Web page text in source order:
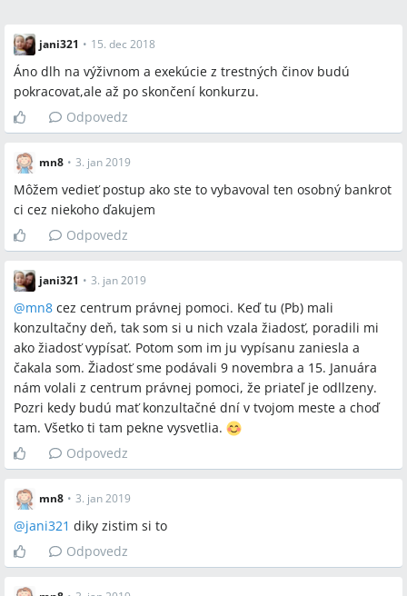
jani321 • 15. dec 2018
Áno dlh na výživnom a exekúcie z trestných činov budú
pokracovat,ale až po skončení konkurzu.
Odpovedz
mn8 • 3. jan 2019
Môžem vedieť postup ako ste to vybavoval ten osobný bankrot
ci cez niekoho ďakujem
Odpovedz
jani321 • 3. jan 2019
@mn8 cez centrum právnej pomoci. Keď tu (Pb) mali
konzultačny deň, tak som si u nich vzala žiadosť, poradili mi
ako žiadosť vypísať. Potom som im ju vypísanu zaniesla a
čakala som. Žiadosť sme podávali 9 novembra a 15. Januára
nám volali z centrum právnej pomoci, že priateľ je odllzeny.
Pozri kedy budú mať konzultačné dní v tvojom meste a choď
tam. Všetko ti tam pekne vysvetlia.
Odpovedz
mn8 • 3. jan 2019
@jani321 diky zistim si to
Odpovedz